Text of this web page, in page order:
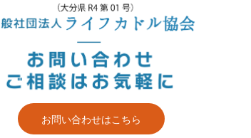
索
お問い合わせはこちら